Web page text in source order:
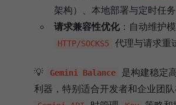
架构）、本地部署与定时任
请求兼容性优化：自动维护
HTTP/SOCKS5 代理与请求重
💡 Gemini Balance
是构建稳定
利器，特别适合开发者和企业团